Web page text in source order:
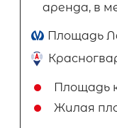
аренда, в
Площадь
Площадь
Жилая